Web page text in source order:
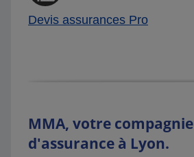
Devis assurances Pro
MMA, votre compagnie
d'assurance à Lyon.